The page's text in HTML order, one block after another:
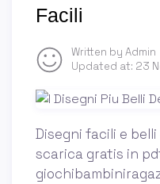
Facili
Written by Admin
Updated at: 23
Disegni facili e
scarica gratis in